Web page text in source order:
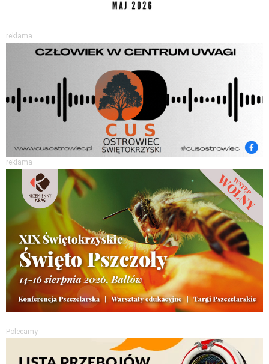
reklama
reklama
Polecamy